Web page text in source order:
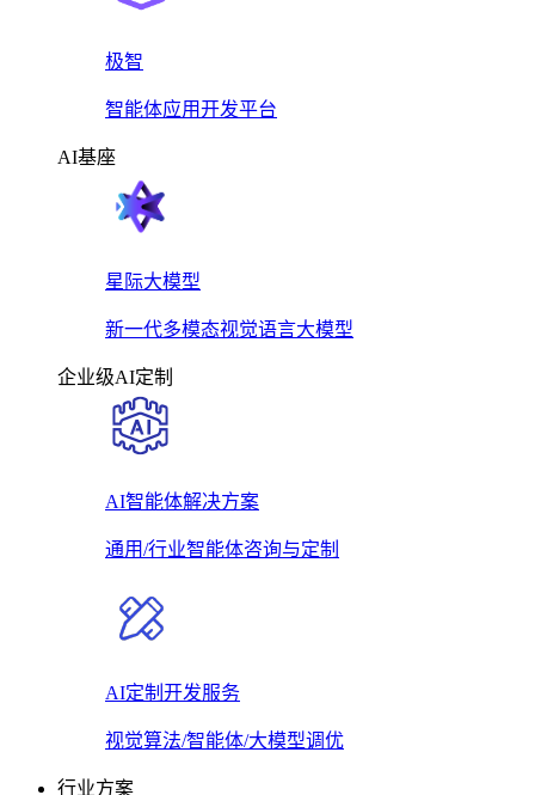
极智
智能体应用开发平台
AI基座
星际大模型
新一代多模态视觉语言大模型
企业级AI定制
AI智能体解决方案
通用/行业智能体咨询与定制
AI定制开发服务
视觉算法/智能体/大模型调优
行业方案